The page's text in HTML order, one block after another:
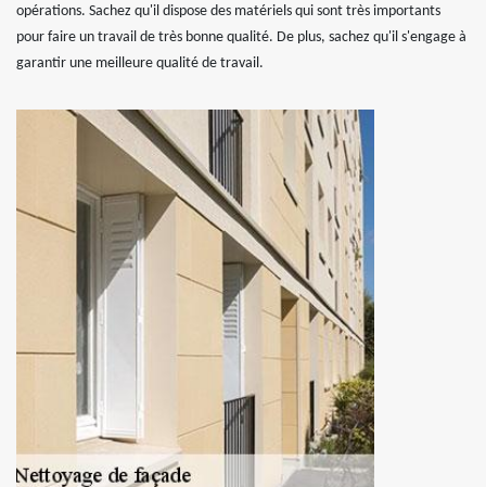
opérations. Sachez qu'il dispose des matériels qui sont très importants
pour faire un travail de très bonne qualité. De plus, sachez qu'il s'engage à
garantir une meilleure qualité de travail.